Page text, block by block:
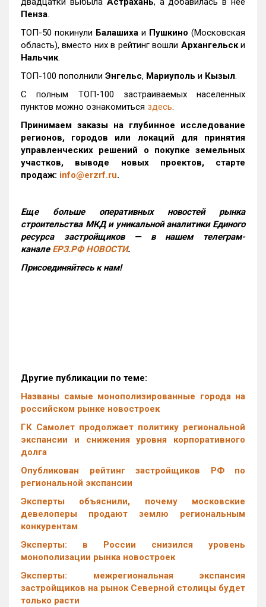
Пенза.
ТОП-50 покинули Балашиха и Пушкино (Московская
область), вместо них в рейтинг вошли Архангельски
Нальчик.
ТОП-100 пополнили Энгельс, Мариуполь и Кызыл.
С полным ТОП-100 застраиваемых населенных
пунктов можно ознакомиться здесь.
Принимаем заказы на глубинное исследование
регионов, городов или локаций для принятия
управленческих решений о покупке земельных
участков, выводе новых проектов, старте
продаж: info@erzrf.ru.
Еще больше оперативных новостей рынка
строительства МКД и уникальной аналитики Единого
ресурса застройщиков — в нашем телеграм-
канале ЕРЗ.РФ НОВОСТИ.
Присоединяйтесь к нам!
Другие публикации по теме:
Названы самые монополизированные города на
российском рынке новостроек
ГК Самолет продолжает политику региональной
экспансии и снижения уровня корпоративного
долга
Опубликован рейтинг застройщиков РФ по
региональной экспансии
Эксперты объяснили, почему московские
девелоперы продают землю региональным
конкурентам
Эксперты: в России снизился уровень
монополизации рынка новостроек
Эксперты: межрегиональная экспансия
застройщиков на рынок Северной столицы будет
только расти